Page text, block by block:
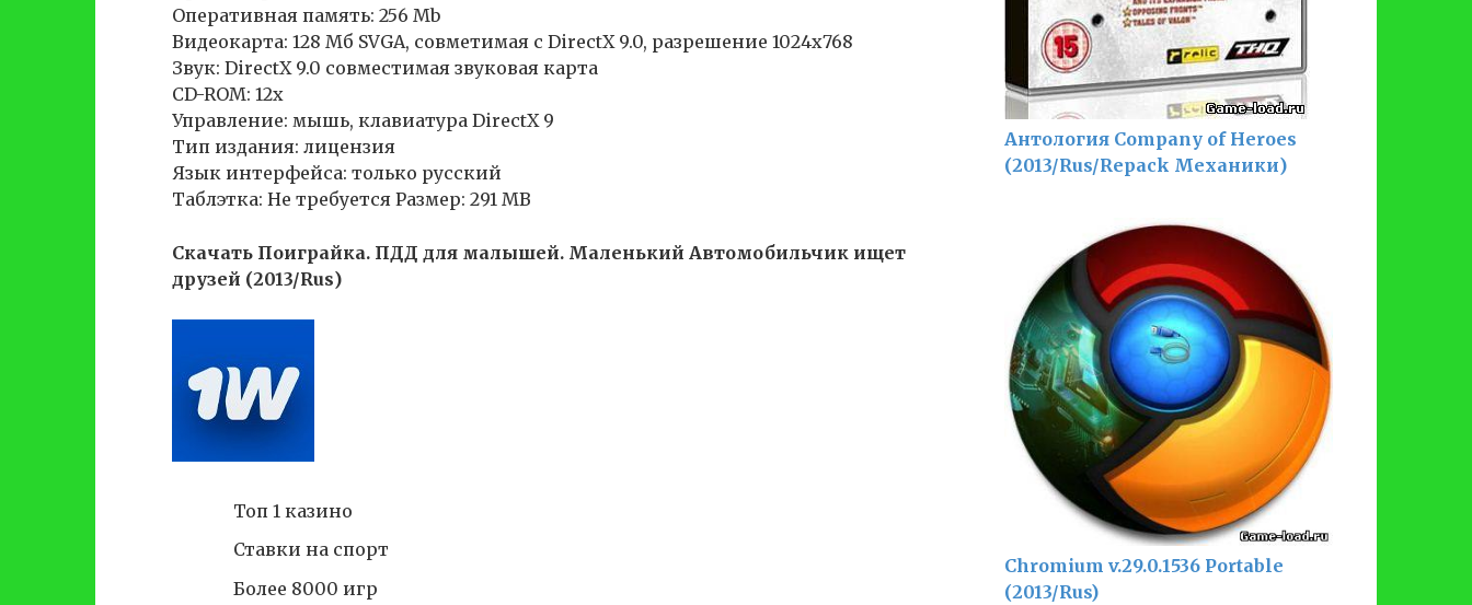
Оперативная память: 256 Mb
Видеокарта: 128 Мб SVGA, совметимая с DirectX 9.0, разрешение 1024х768
Звук: DirectX 9.0 совместимая звуковая карта
CD-ROM: 12х
Управление: мышь, клавиатура DirectX 9
Тип издания: лицензия
Язык интерфейса: только русский
Таблэтка: Не требуется Размер: 291 MB
Скачать Поиграйка. ПДД для малышей. Маленький Автомобильчик ищет
друзей (2013/Rus)
Топ 1 казино
Ставки на спорт
Более 8000 игр
Антология Company of Heroes
(2013/Rus/Repack Механики)
Chromium v.29.0.1536 Portable
(2013/Rus)